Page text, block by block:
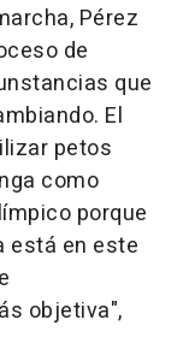
Pérez
de
que
El
petos
como
porque
está en este
objetiva",